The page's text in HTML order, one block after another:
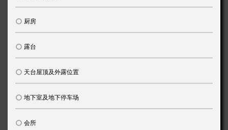
厨房
露台
天台屋顶及外露位置
地下室及地下停车场
会所